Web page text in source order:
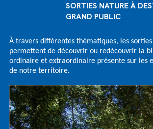
SORTIES NATURE À
GRAND PUBLIC
À travers différentes thématiques, les
permettent de découvrir ou redécouvrir la
ordinaire et extraordinaire présente sur les
de notre territoire.